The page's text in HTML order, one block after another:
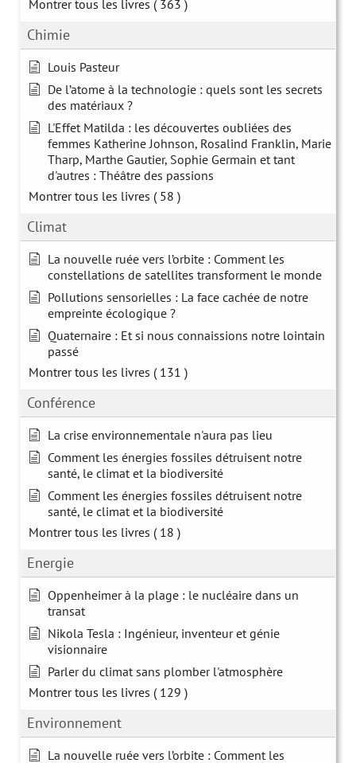
Montrer tous les livres ( 363 )
Chimie
Louis Pasteur
De l’atome à la technologie : quels sont les secrets
des matériaux ?
L'Effet Matilda : les découvertes oubliées des
femmes Katherine Johnson, Rosalind Franklin, Marie
Tharp, Marthe Gautier, Sophie Germain et tant
d'autres : Théâtre des passions
Montrer tous les livres ( 58 )
Climat
La nouvelle ruée vers l’orbite : Comment les
constellations de satellites transforment le monde
Pollutions sensorielles : La face cachée de notre
empreinte écologique ?
Quaternaire : Et si nous connaissions notre lointain
passé
Montrer tous les livres ( 131 )
Conférence
La crise environnementale n'aura pas lieu
Comment les énergies fossiles détruisent notre
santé, le climat et la biodiversité
Comment les énergies fossiles détruisent notre
santé, le climat et la biodiversité
Montrer tous les livres ( 18 )
Energie
Oppenheimer à la plage : le nucléaire dans un
transat
Nikola Tesla : Ingénieur, inventeur et génie
visionnaire
Parler du climat sans plomber l'atmosphère
Montrer tous les livres ( 129 )
Environnement
La nouvelle ruée vers l’orbite : Comment les